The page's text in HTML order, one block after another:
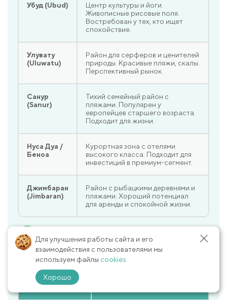
Убуд (Ubud)
Центр культуры и йоги.
Живописные рисовые поля.
Востребован у тех, кто ищет
спокойствие.
Улувату
(Uluwatu)
Район для серферов и ценителей
природы. Красивые пляжи, скалы.
Перспективный рынок.
Санур
(Sanur)
Тихий семейный район с
пляжами. Популярен у
европейцев старшего возраста.
Подходит для жизни.
Нуса Дуа /
Беноа
Курортная зона с отелями
высокого класса. Подходит для
инвестиций в премиум-сегмент.
Джимбаран
(Jimbaran)
Район с рыбацкими деревнями и
пляжами. Хороший потенциал
для аренды и спокойной жизни.
📈 Почему стоит инвестировать в
недвижимость на Бали?
Преимущества
Для улучшения работы сайта и его
взаимодействия с пользователями мы
используем файлы cookies.
Хорошо